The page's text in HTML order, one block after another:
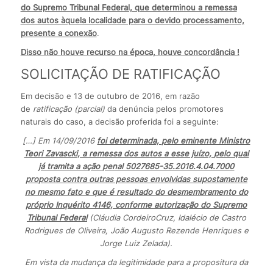
do Supremo Tribunal Federal, que determinou a remessa
dos autos àquela localidade para o devido processamento,
presente a conexão.
Disso não houve recurso na época, houve concordância !
SOLICITAÇÃO DE RATIFICAÇÃO
Em decisão e 13 de outubro de 2016, em razão
de ratificação (parcial) da denúncia pelos promotores
naturais do caso, a decisão proferida foi a seguinte:
[…] Em 14/09/2016 foi determinada, pelo eminente Ministro
Teori Zavascki, a remessa dos autos a esse juízo, pelo qual
já tramita a ação penal 5027685-35.2016.4.04.7000
proposta contra outras pessoas envolvidas supostamente
no mesmo fato e que é resultado do desmembramento do
próprio Inquérito 4146, conforme autorização do Supremo
Tribunal Federal(Cláudia CordeiroCruz, Idalécio de Castro
Rodrigues de Oliveira, João Augusto Rezende Henriques e
Jorge Luiz Zelada).
Em vista da mudança da legitimidade para a propositura da